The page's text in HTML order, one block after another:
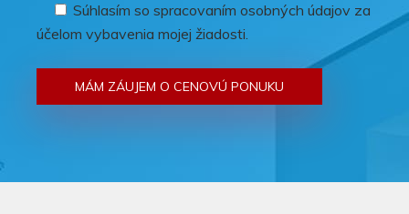
Súhlasím so spracovaním osobných údajov za
účelom vybavenia mojej žiadosti.